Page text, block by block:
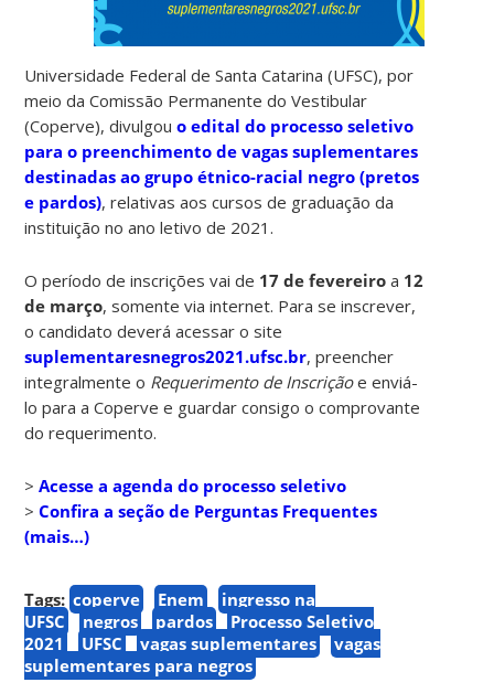
Universidade Federal de Santa Catarina (UFSC), por
meio da Comissão Permanente do Vestibular
(Coperve), divulgouo edital do processo seletivo
para o preenchimento de vagas suplementares
destinadas ao grupo étnico-racial negro (pretos
e pardos), relativas aos cursos de graduação da
instituição no ano letivo de 2021.
O período de inscrições vai de 17 de fevereiro a 12
de março, somente via internet. Para se inscrever,
o candidato deverá acessar o site
suplementaresnegros2021.ufsc.br, preencher
integralmente o Requerimento de Inscriçãoe enviá-
lo para a Coperve e guardar consigo o comprovante
do requerimento.
>Acesse a agenda do processo seletivo
>Confira a seção de Perguntas Frequentes
(mais…)
Tags: coperve Enem
ingresso na
UFSC
negros pardos
Processo Seletivo
2021
UFSC vagas suplementares
vagas
suplementares para negros